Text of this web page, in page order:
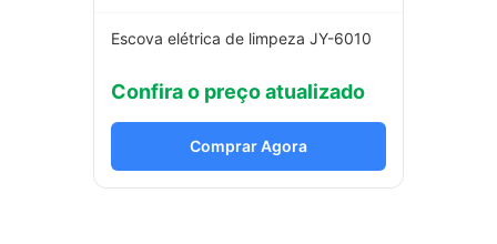
Escova elétrica de limpeza JY-6010
Confira o preço atualizado
Comprar Agora